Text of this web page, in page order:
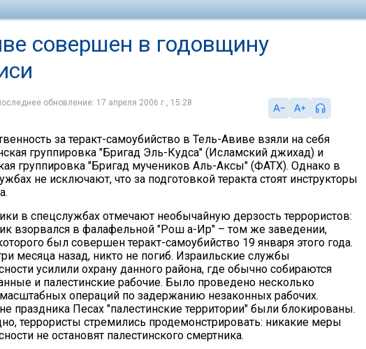
совершен в годовщину
обновление: 17 апреля 2006 г., 15:28
за теракт-самоубийство в Тель-Авиве взяли на себя
группировка "Бригад Эль-Кудса" (Исламский джихад) и
группировка "Бригад мучеников Аль-Аксы" (ФАТХ). Однако в
не исключают, что за подготовкой теракта стоят инструкторы
в спецслужбах отмечают необычайную дерзость террористов:
взорвался в фалафельной "Рош а-Ир" – том же заведении,
был совершен теракт-самоубийство 19 января этого года.
месяца назад, никто не погиб. Израильские службы
усилили охрану данного района, где обычно собираются
и палестинские рабочие. Было проведено несколько
операций по задержанию незаконных рабочих.
праздника Песах "палестинские территории" были блокированы.
террористы стремились продемонстрировать: никакие меры
не остановят палестинского смертника.